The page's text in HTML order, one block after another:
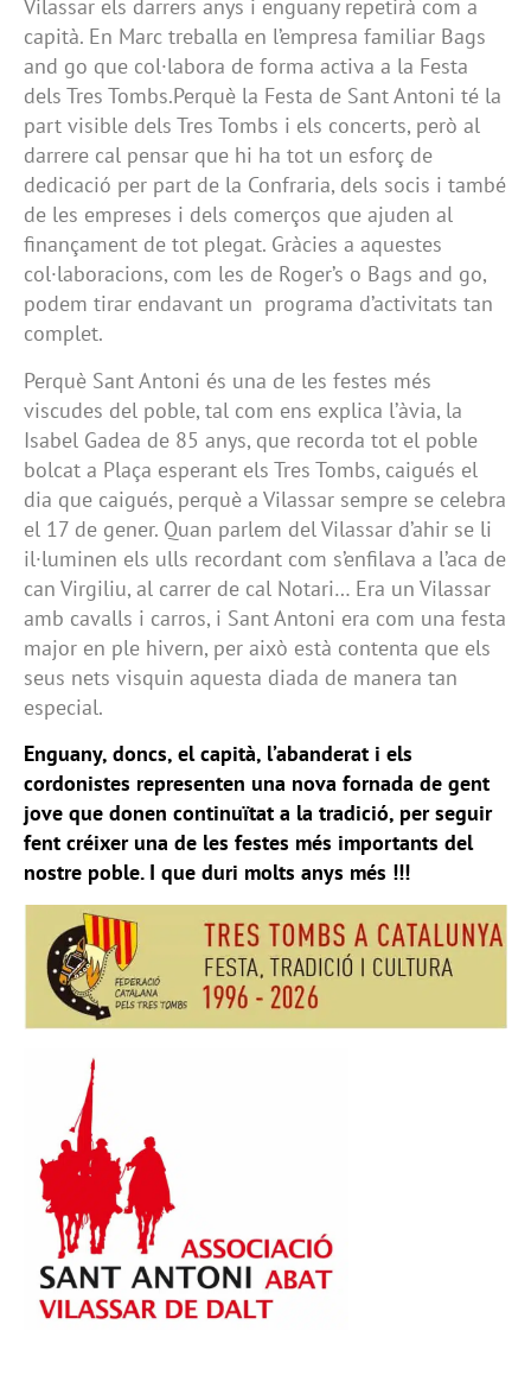
Vilassar els darrers anys i enguany repetirà com a
capità. En Marc treballa en l’empresa familiar Bags
and go que col·labora de forma activa a la Festa
dels Tres Tombs.Perquè la Festa de Sant Antoni té la
part visible dels Tres Tombs i els concerts, però al
darrere cal pensar que hi ha tot un esforç de
dedicació per part de la Confraria, dels socis i també
de les empreses i dels comerços que ajuden al
finançament de tot plegat. Gràcies a aquestes
col·laboracions, com les de Roger’s o Bags and go,
podem tirar endavant un programa d’activitats tan
complet.
Perquè Sant Antoni és una de les festes més
viscudes del poble, tal com ens explica l’àvia, la
Isabel Gadea de 85 anys, que recorda tot el poble
bolcat a Plaça esperant els Tres Tombs, caigués el
dia que caigués, perquè a Vilassar sempre se celebra
el 17 de gener. Quan parlem del Vilassar d’ahir se li
il·luminen els ulls recordant com s’enfilava a l’aca de
can Virgiliu, al carrer de cal Notari… Era un Vilassar
amb cavalls i carros, i Sant Antoni era com una festa
major en ple hivern, per això està contenta que els
seus nets visquin aquesta diada de manera tan
especial.
Enguany, doncs, el capità, l’abanderat i els
cordonistes representen una nova fornada de gent
jove que donen continuïtat a la tradició, per seguir
fent créixer una de les festes més importants del
nostre poble. I que duri molts anys més !!!